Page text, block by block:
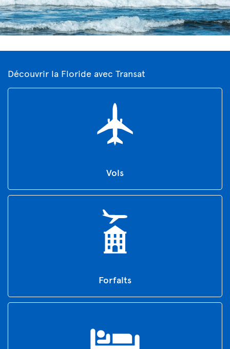
Découvrir la Floride avec Transat
Vols
Forfaits